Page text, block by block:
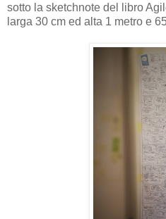
sotto la sketchnote del libro
larga 30 cm ed alta 1 metro e